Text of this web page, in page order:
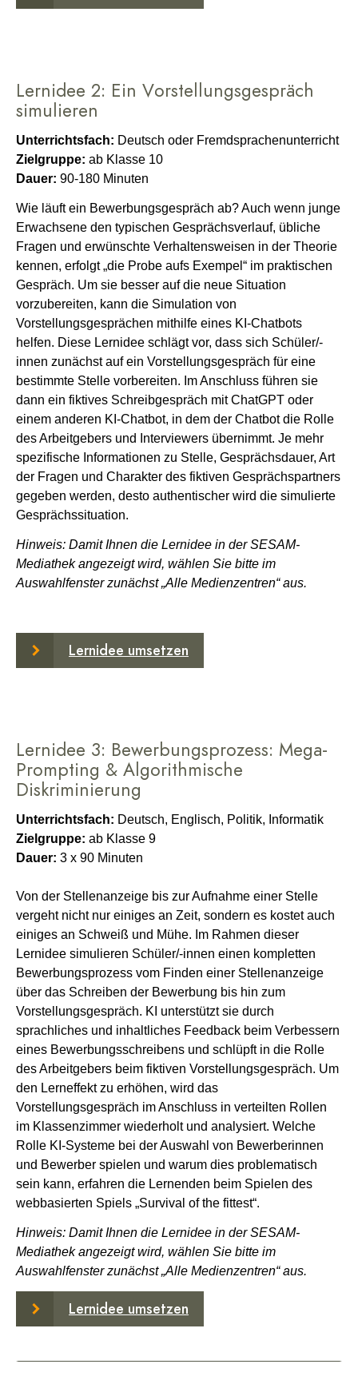
Lernidee 2: Ein Vorstellungsgespräch
simulieren
Unterrichtsfach: Deutsch oder Fremdsprachenunterricht
Zielgruppe: ab Klasse 10
Dauer: 90-180 Minuten
Wie läuft ein Bewerbungsgespräch ab? Auch wenn junge
Erwachsene den typischen Gesprächsverlauf, übliche
Fragen und erwünschte Verhaltensweisen in der Theorie
kennen, erfolgt „die Probe aufs Exempel“ im praktischen
Gespräch. Um sie besser auf die neue Situation
vorzubereiten, kann die Simulation von
Vorstellungsgesprächen mithilfe eines KI-Chatbots
helfen. Diese Lernidee schlägt vor, dass sich Schüler/-
innen zunächst auf ein Vorstellungsgespräch für eine
bestimmte Stelle vorbereiten. Im Anschluss führen sie
dann ein fiktives Schreibgespräch mit ChatGPT oder
einem anderen KI-Chatbot, in dem der Chatbot die Rolle
des Arbeitgebers und Interviewers übernimmt. Je mehr
spezifische Informationen zu Stelle, Gesprächsdauer, Art
der Fragen und Charakter des fiktiven Gesprächspartners
gegeben werden, desto authentischer wird die simulierte
Gesprächssituation.
Hinweis: Damit Ihnen die Lernidee in der SESAM-
Mediathek angezeigt wird, wählen Sie bitte im
Auswahlfenster zunächst „Alle Medienzentren“ aus.
Lernidee umsetzen
Lernidee 3: Bewerbungsprozess: Mega-
Prompting & Algorithmische
Diskriminierung
Unterrichtsfach: Deutsch, Englisch, Politik, Informatik
Zielgruppe: ab Klasse 9
Dauer: 3 x 90 Minuten
Von der Stellenanzeige bis zur Aufnahme einer Stelle
vergeht nicht nur einiges an Zeit, sondern es kostet auch
einiges an Schweiß und Mühe. Im Rahmen dieser
Lernidee simulieren Schüler/-innen einen kompletten
Bewerbungsprozess vom Finden einer Stellenanzeige
über das Schreiben der Bewerbung bis hin zum
Vorstellungsgespräch. KI unterstützt sie durch
sprachliches und inhaltliches Feedback beim Verbessern
eines Bewerbungsschreibens und schlüpft in die Rolle
des Arbeitgebers beim fiktiven Vorstellungsgespräch. Um
den Lerneffekt zu erhöhen, wird das
Vorstellungsgespräch im Anschluss in verteilten Rollen
im Klassenzimmer wiederholt und analysiert. Welche
Rolle KI-Systeme bei der Auswahl von Bewerberinnen
und Bewerber spielen und warum dies problematisch
sein kann, erfahren die Lernenden beim Spielen des
webbasierten Spiels „Survival of the fittest“.
Hinweis: Damit Ihnen die Lernidee in der SESAM-
Mediathek angezeigt wird, wählen Sie bitte im
Auswahlfenster zunächst „Alle Medienzentren“ aus.
Lernidee umsetzen